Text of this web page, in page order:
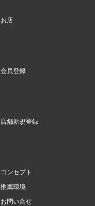
お店
会員登録
店舗新規登録
コンセプト
推薦環境
お問い合せ